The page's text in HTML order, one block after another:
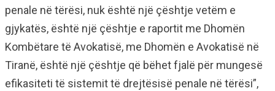
penale në tërësi, nuk është një çështje vetëm e
gjykatës, është një çështje e raportit me Dhomën
Kombëtare të Avokatisë, me Dhomën e Avokatisë në
Tiranë, është një çështje që bëhet fjalë për mungesë
efikasiteti të sistemit të drejtësisë penale në tërësi”,